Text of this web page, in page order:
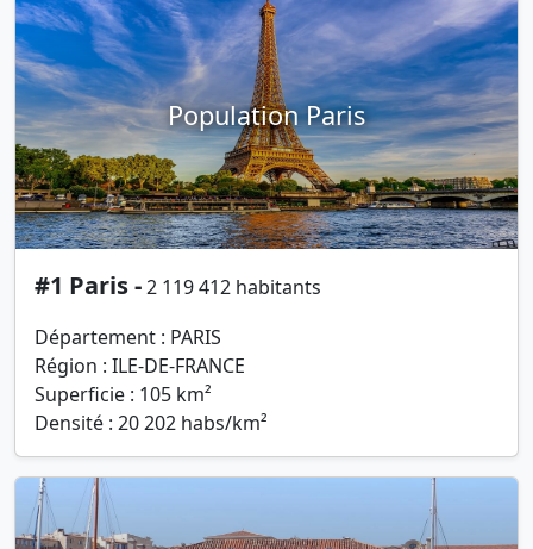
Population Paris
#1 Paris -2 119 412 habitants
Département : PARIS
Région : ILE-DE-FRANCE
Superficie : 105 km²
Densité : 20 202 habs/km²